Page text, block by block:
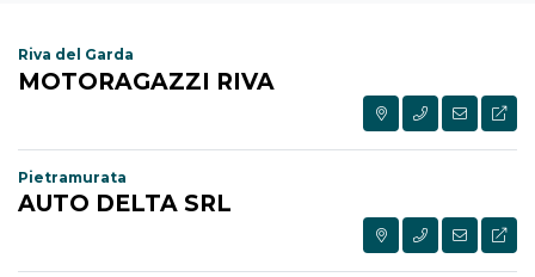
Riva del Garda
MOTORAGAZZI RIVA
Pietramurata
AUTO DELTA SRL